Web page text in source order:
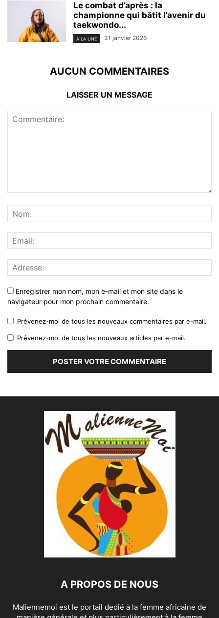
Le combat d’après : la
championne qui bâtit l’avenir du
taekwondo...
A LA UNE 31 janvier 2026
AUCUN COMMENTAIRES
LAISSER UN MESSAGE
Enregistrer mon nom, mon e-mail et mon site dans le
navigateur pour mon prochain commentaire.
Prévenez-moi de tous les nouveaux commentaires par e-mail.
Prévenez-moi de tous les nouveaux articles par e-mail.
A PROPOS DE NOUS
Maliennemoi est le portail dedié à la femme africaine de